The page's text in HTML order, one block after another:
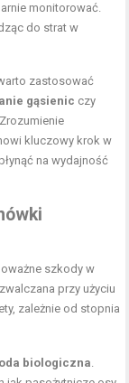
monitorować.
do strat w
zastosować
gąsienic czy
kluczowy krok w
na wydajność
szkody w
przy użyciu
zależnie od stopnia
biologiczna.